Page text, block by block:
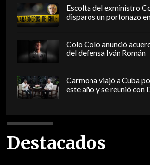
Escolta del exministro
disparos un portonazo
Colo Colo anunció
del defensa Iván Román
Carmona viajó a Cuba
este año y se reunió con
Destacados